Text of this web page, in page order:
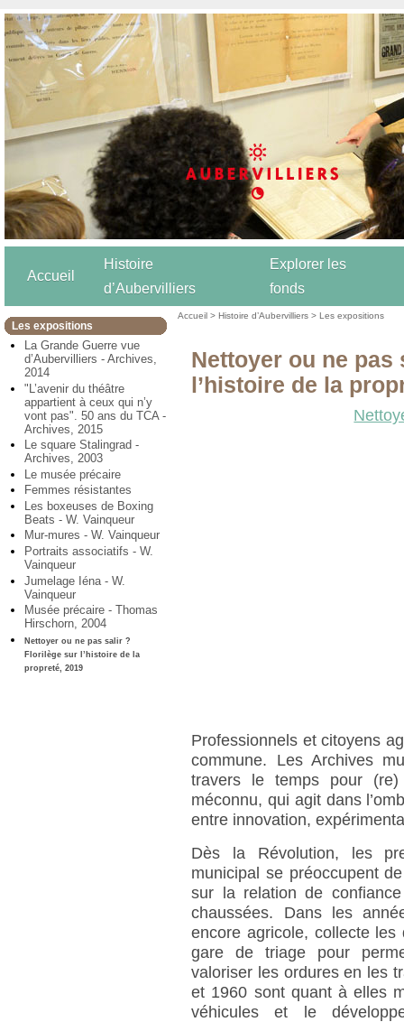
Accueil
Histoire
d’Aubervilliers
Explorer les
fonds
Les expositions
La Grande Guerre vue
d’Aubervilliers - Archives,
2014
"L’avenir du théâtre
appartient à ceux qui n’y
vont pas". 50 ans du TCA -
Archives, 2015
Le square Stalingrad -
Archives, 2003
Le musée précaire
Femmes résistantes
Les boxeuses de Boxing
Beats - W. Vainqueur
Mur-mures - W. Vainqueur
Portraits associatifs - W.
Vainqueur
Jumelage Iéna - W.
Vainqueur
Musée précaire - Thomas
Hirschorn, 2004
Nettoyer ou ne pas salir ?
Florilège sur l’histoire de la
propreté, 2019
Accueil >Histoire d’Aubervilliers>Les expositions
Nettoyer ou ne
l’histoire de la
Professionnels et citoyens
commune. Les Archives
travers le temps pour
méconnu, qui agit dans
entre innovation,
Dès la Révolution, les
municipal se préoccupent
sur la relation de
chaussées. Dans les
encore agricole, collecte les
gare de triage pour
valoriser les ordures en les
et 1960 sont quant à elles
véhicules et le